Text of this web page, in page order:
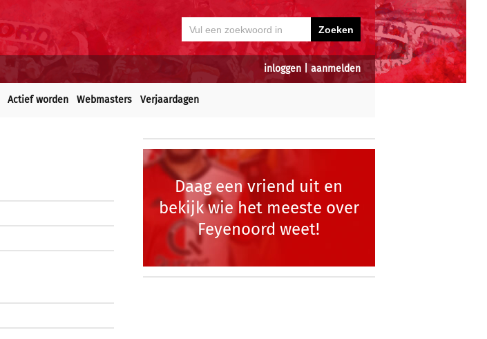
inloggen aanmelden
Actief worden Webmasters Verjaardagen
Daag een vriend uit en
bekijk wie het meeste over
Feyenoord weet!